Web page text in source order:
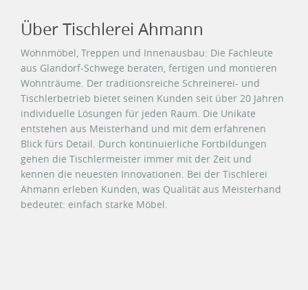
Über Tischlerei Ahmann
Wohnmöbel, Treppen und Innenausbau: Die Fachleute
aus Glandorf-Schwege beraten, fertigen und montieren
Wohnträume. Der traditionsreiche Schreinerei- und
Tischlerbetrieb bietet seinen Kunden seit über 20 Jahren
individuelle Lösungen für jeden Raum. Die Unikate
entstehen aus Meisterhand und mit dem erfahrenen
Blick fürs Detail. Durch kontinuierliche Fortbildungen
gehen die Tischlermeister immer mit der Zeit und
kennen die neuesten Innovationen. Bei der Tischlerei
Ahmann erleben Kunden, was Qualität aus Meisterhand
bedeutet: einfach starke Möbel.